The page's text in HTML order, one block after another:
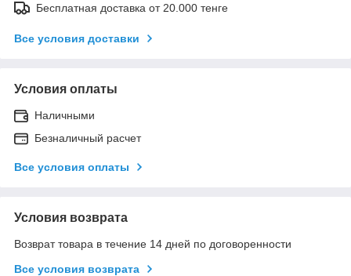
Бесплатная доставка от 20.000 тенге
Все условия доставки
Условия оплаты
Наличными
Безналичный расчет
Все условия оплаты
Условия возврата
Возврат товара в течение 14 дней по договоренности
Все условия возврата